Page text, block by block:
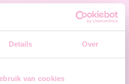
Details Over
van cookies
dat werknemers zijn
en vaardigheden
en risico's
waar respect voor